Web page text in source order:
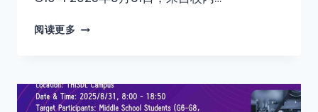
阅读更多